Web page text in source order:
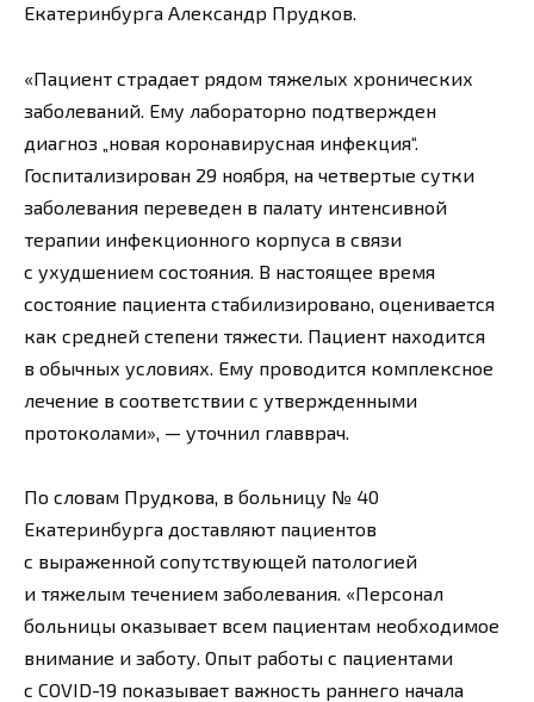
Екатеринбурга Александр Прудков.
«Пациент страдает рядом тяжелых хронических
заболеваний. Ему лабораторно подтвержден
диагноз „новая коронавирусная инфекция“.
Госпитализирован 29 ноября, на четвертые сутки
заболевания переведен в палату интенсивной
терапии инфекционного корпуса в связи
с ухудшением состояния. В настоящее время
состояние пациента стабилизировано, оценивается
как средней степени тяжести. Пациент находится
в обычных условиях. Ему проводится комплексное
лечение в соответствии с утвержденными
протоколами», — уточнил главврач.
По словам Прудкова, в больницу № 40
Екатеринбурга доставляют пациентов
с выраженной сопутствующей патологией
и тяжелым течением заболевания. «Персонал
больницы оказывает всем пациентам необходимое
внимание и заботу. Опыт работы с пациентами
с COVID-19 показывает важность раннего начала